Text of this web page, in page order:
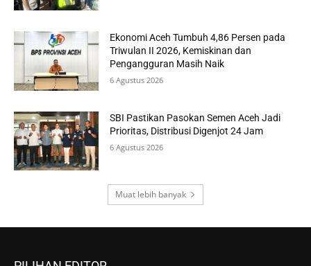
Ekonomi Aceh Tumbuh 4,86 Persen pada
Triwulan II 2026, Kemiskinan dan
Pengangguran Masih Naik
6 Agustus 2026
SBI Pastikan Pasokan Semen Aceh Jadi
Prioritas, Distribusi Digenjot 24 Jam
6 Agustus 2026
Muat lebih banyak